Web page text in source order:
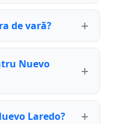
de vară?
Nuevo
Laredo?